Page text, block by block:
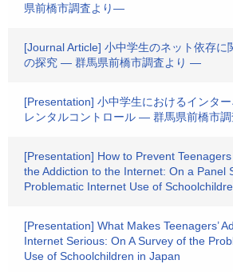
県前橋市調査より―
[Journal Article] 小中学生のネット依存に
の探究 ― 群馬県前橋市調査より ―
[Presentation] 小中学生におけるインタ
レンタルコントロール ― 群馬県前橋市
[Presentation] How to Prevent
the Addiction to the Internet: On a Panel
Problematic Internet Use of
[Presentation] What Makes Teenagers’
Internet Serious: On A Survey of the
Use of Schoolchildren in Japan